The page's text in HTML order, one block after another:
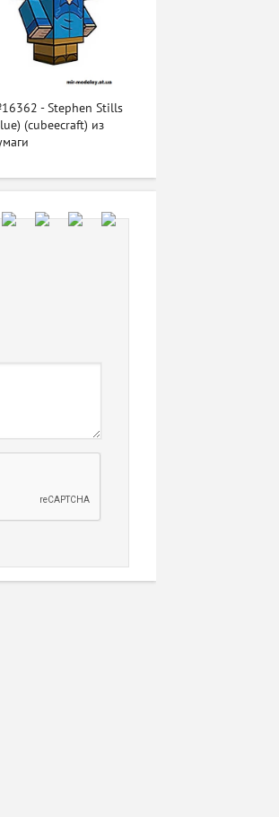
- Stephen Stills
(cubeecraft) из